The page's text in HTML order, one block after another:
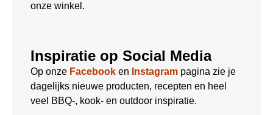
onze winkel.
Inspiratie op Social Media
Op onze Facebook en Instagram pagina zie je
dagelijks nieuwe producten, recepten en heel
veel BBQ-, kook- en outdoor inspiratie.